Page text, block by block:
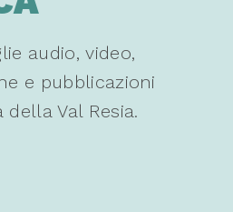
audio, video,
e pubblicazioni
Val Resia.